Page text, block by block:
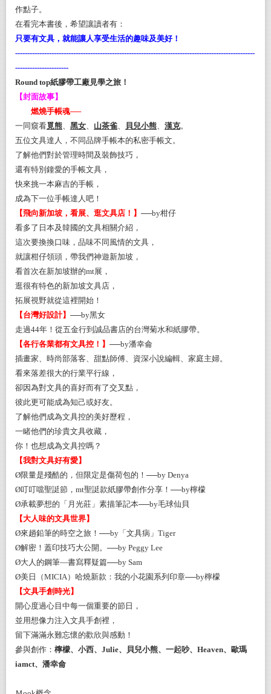
作點子。
在看完本書後，希望讓讀者有：
只要有文具，就能讓人享受生活的趣味及美好！
---------------------------------------------------------------------------------------------------
----------------------
Round top紙膠帶工廠見學之旅！
【封面故事】
燃燒手帳魂──
一同窺看覓熊、 黑女、 山茶雀、 貝兒小熊、 漢克。
五位文具達人，不同品牌手帳本的私密手帳文。
了解他們對於管理時間及裝飾技巧，
還有特別鐘愛的手帳文具，
快來挑一本麻吉的手帳，
成為下一位手帳達人吧！
【飛向新加坡，看展、逛文具店！】 ──by柑仔
看多了日本及韓國的文具相關介紹，
這次要換換口味，品味不同風情的文具，
就讓柑仔領頭，帶我們神遊新加坡，
看首次在新加坡辦的mt展，
逛很有特色的新加坡文具店，
拓展視野就從這裡開始！
【台灣好設計】 ──by黑女
走過44年！從五金行到誠品書店的台灣菊水和紙膠帶。
【各行各業都有文具控！】 ──by潘幸侖
插畫家、時尚部落客、甜點師傅、資深小說編輯、家庭主婦。
看來落差很大的行業平行線，
卻因為對文具的喜好而有了交叉點，
彼此更可能成為知己或好友。
了解他們成為文具控的美好歷程，
一睹他們的珍貴文具收藏，
你！也想成為文具控嗎？
【我對文具好有愛】
Ø限量是殘酷的，但限定是傷荷包的！──by Denya
Ø叮叮噹聖誔節，mt聖誔款紙膠帶創作分享！──by檸檬
Ø承載夢想的「月光莊」素描筆記本──by毛球仙貝
【大人味的文具世界】
Ø來趟鉛筆的時空之旅！──by「文具病」Tiger
Ø解密！蓋印技巧大公開。──by Peggy Lee
Ø大人的鋼筆—書寫釋疑篇──by Sam
Ø美日（MICIA）哈燒新款：我的小花園系列印章──by檸檬
【文具手創時光】
開心度過心目中每一個重要的節日，
並用想像力注入文具手創裡，
留下滿滿永難忘懷的歡欣與感動！
參與創作： 檸檬、小西、Julie、貝兒小熊、一起吵、Heaven、歐瑪
iamct、潘幸侖